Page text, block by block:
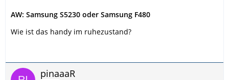
AW: Samsung S5230 oder Samsung F480
Wie ist das handy im ruhezustand?
pinaaaR